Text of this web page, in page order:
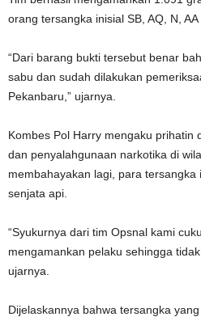
orang tersangka inisial SB, AQ, N, AA
“Dari barang bukti tersebut benar
sabu dan sudah dilakukan
Pekanbaru,” ujarnya.
Kombes Pol Harry mengaku prihatin
dan penyalahgunaan narkotika di
membahayakan lagi, para
senjata api.
“Syukurnya dari tim Opsnal kami
mengamankan pelaku sehingga
ujarnya.
Dijelaskannya bahwa tersangka